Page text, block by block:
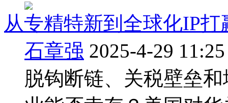
从专精特新到全球化IP
石章强 2025-4-29 11:25
脱钩断链、关税壁垒